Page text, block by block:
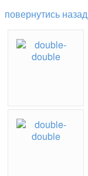
повернутись назад